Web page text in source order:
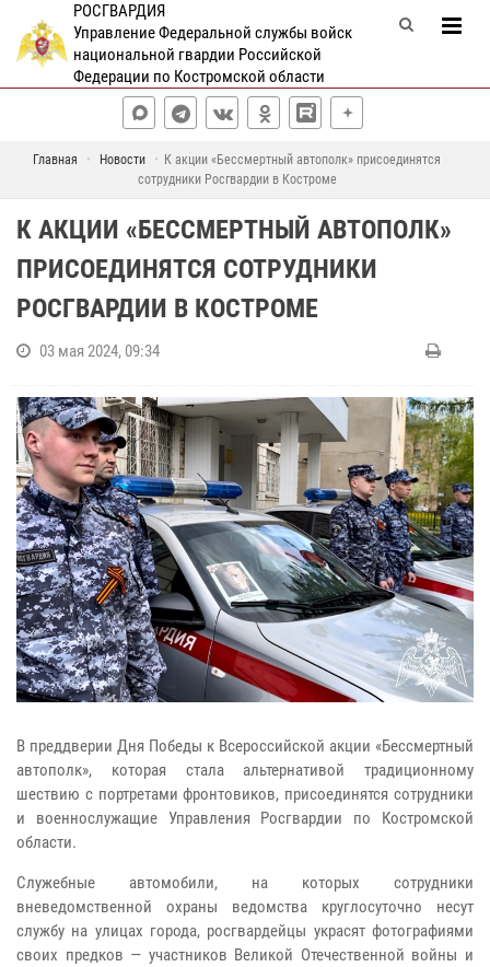
РОСГВАРДИЯ
Управление Федеральной службы войск
национальной гвардии Российской
Федерации по Костромской области
Главная Новости
К акции «Бессмертный автополк» присоединятся
сотрудники Росгвардии в Костроме
К АКЦИИ «БЕССМЕРТНЫЙ АВТОПОЛК»
ПРИСОЕДИНЯТСЯ СОТРУДНИКИ
РОСГВАРДИИ В КОСТРОМЕ
03 мая 2024, 09:34
В преддверии Дня Победы к Всероссийской акции «Бессмертный
автополк», которая стала альтернативой традиционному
шествию с портретами фронтовиков, присоединятся сотрудники
и военнослужащие Управления Росгвардии по Костромской
области.
Служебные автомобили, на которых сотрудники
вневедомственной охраны ведомства круглосуточно несут
службу на улицах города, росгвардейцы украсят фотографиями
своих предков — участников Великой Отечественной войны и